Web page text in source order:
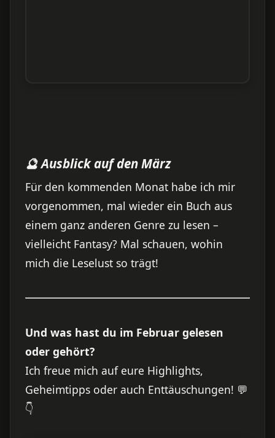
🔮 Ausblick auf den März
Für den kommenden Monat habe ich mir
vorgenommen, mal wieder ein Buch aus
einem ganz anderen Genre zu lesen –
vielleicht Fantasy? Mal schauen, wohin
mich die Leselust so trägt!
Und was hast du im Februar gelesen
oder gehört?
Ich freue mich auf eure Highlights,
Geheimtipps oder auch Enttäuschungen! 💬
👇